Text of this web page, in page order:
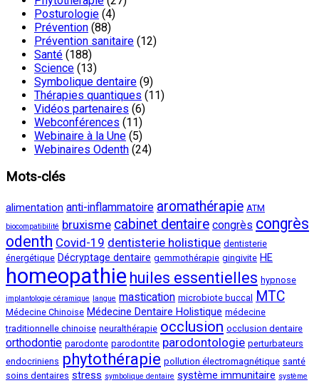
Posturologie (4)
Prévention (88)
Prévention sanitaire (12)
Santé (188)
Science (13)
Symbolique dentaire (9)
Thérapies quantiques (11)
Vidéos partenaires (6)
Webconférences (11)
Webinaire à la Une (5)
Webinaires Odenth (24)
Mots-clés
alimentation anti-inflammatoire aromathérapie ATM
biocompatibilité bruxisme cabinet dentaire congrès congrès
odenth Covid-19 dentisterie holistique dentisterie
énergétique Décryptage dentaire gemmothérapie gingivite HE
homeopathie huiles essentielles hypnose
implantologie céramique langue mastication microbiote buccal MTC
Médecine Chinoise Médecine Dentaire Holistique médecine
traditionnelle chinoise neuralthérapie occlusion occlusion dentaire
orthodontie parodonte parodontite parodontologie perturbateurs
endocriniens phytothérapie pollution électromagnétique santé
soins dentaires stress symbolique dentaire système immunitaire système